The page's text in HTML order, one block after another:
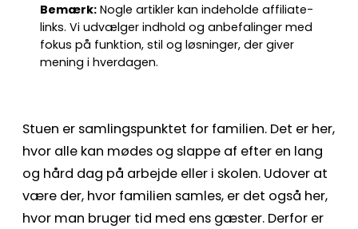
Bemærk: Nogle artikler kan indeholde affiliate-
links. Vi udvælger indhold og anbefalinger med
fokus på funktion, stil og løsninger, der giver
mening i hverdagen.
Stuen er samlingspunktet for familien. Det er her,
hvor alle kan mødes og slappe af efter en lang
og hård dag på arbejde eller i skolen. Udover at
være der, hvor familien samles, er det også her,
hvor man bruger tid med ens gæster. Derfor er